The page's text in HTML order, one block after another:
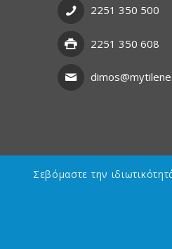
2251 350 500
2251 350 608
Σεβόμαστε την